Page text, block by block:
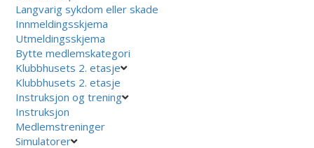
Langvarig sykdom eller skade
Innmeldingsskjema
Utmeldingsskjema
Bytte medlemskategori
Klubbhusets 2. etasje
Klubbhusets 2. etasje
Instruksjon og trening
Instruksjon
Medlemstreninger
Simulatorer